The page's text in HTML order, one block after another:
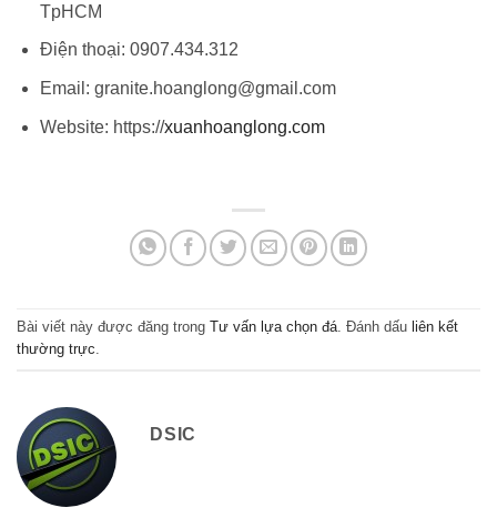
TpHCM
Điện thoại: 0907.434.312
Email: granite.hoanglong@gmail.com
Website: https://xuanhoanglong.com
Bài viết này được đăng trong Tư vấn lựa chọn đá . Đánh dấu liên kết
thường trực
DSIC